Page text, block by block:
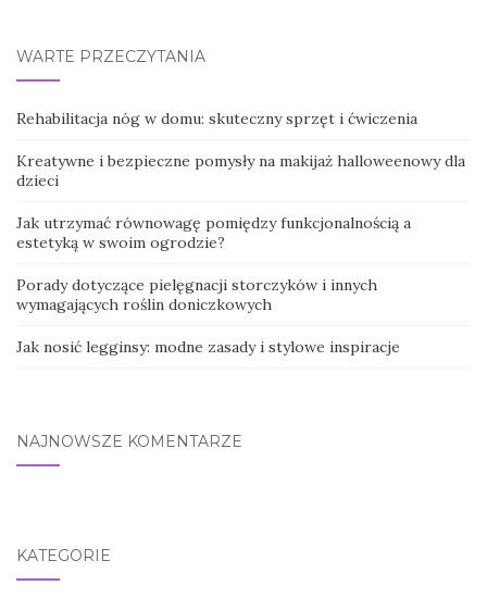
WARTE PRZECZYTANIA
Rehabilitacja nóg w domu: skuteczny sprzęt i ćwiczenia
Kreatywne i bezpieczne pomysły na makijaż halloweenowy dla
dzieci
Jak utrzymać równowagę pomiędzy funkcjonalnością a
estetyką w swoim ogrodzie?
Porady dotyczące pielęgnacji storczyków i innych
wymagających roślin doniczkowych
Jak nosić legginsy: modne zasady i stylowe inspiracje
NAJNOWSZE KOMENTARZE
KATEGORIE